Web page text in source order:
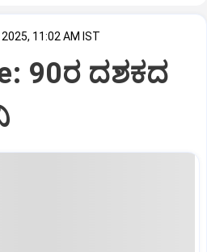
2025, 11:02 AM IST
90ರ ದಶಕದ